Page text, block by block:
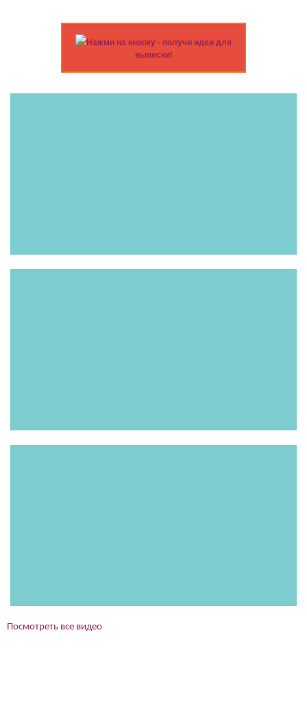
Нажми на кнопку - получи идеи для
выписки!
Посмотреть все видео